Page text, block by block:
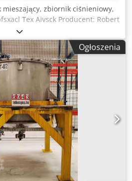
mieszający, zbiornik ciśnieniowy,
Tex Aivsck Producent: Robert
Pojemność: 200 l Ciśnienie
380V; 2,0A; 0,75 kW
mm, wysokość 1780 mm
z lekko wypukłym dnem
w mieszadło. Dno i płaszcz
z płaszczem grzewczym.
zamykana na kołnierz
otwór czyszcząco-inspekcyjny.
malowana.
Ogłoszenia